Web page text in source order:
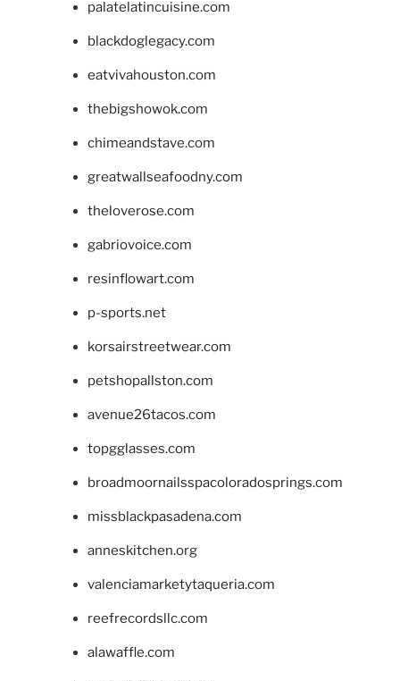
palatelatincuisine.com
blackdoglegacy.com
eatvivahouston.com
thebigshowok.com
chimeandstave.com
greatwallseafoodny.com
theloverose.com
gabriovoice.com
resinflowart.com
p-sports.net
korsairstreetwear.com
petshopallston.com
avenue26tacos.com
topgglasses.com
broadmoornailsspacoloradosprings.com
missblackpasadena.com
anneskitchen.org
valenciamarketytaqueria.com
reefrecordsllc.com
alawaffle.com